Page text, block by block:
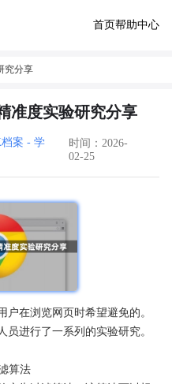
首页帮助中心
究分享
准度实验研究分享
档案 - 学
时间：2026-
02-25
在浏览网页时希望避免的。
进行了一系列的实验研究。
算法